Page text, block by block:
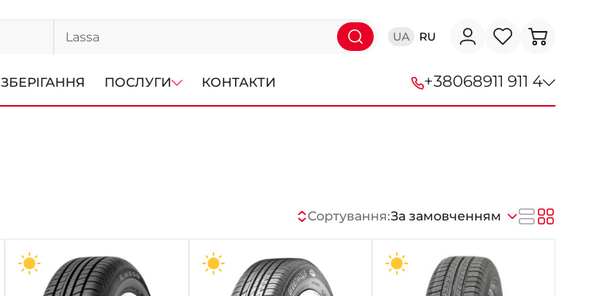
UA RU
ЗБЕРІГАННЯ ПОСЛУГИ КОНТАКТИ +38068911 911 4
+38 (095) 276-44-44
+38 (067) 911-14-14
- на Щепкіна
Сортування:За замовченням